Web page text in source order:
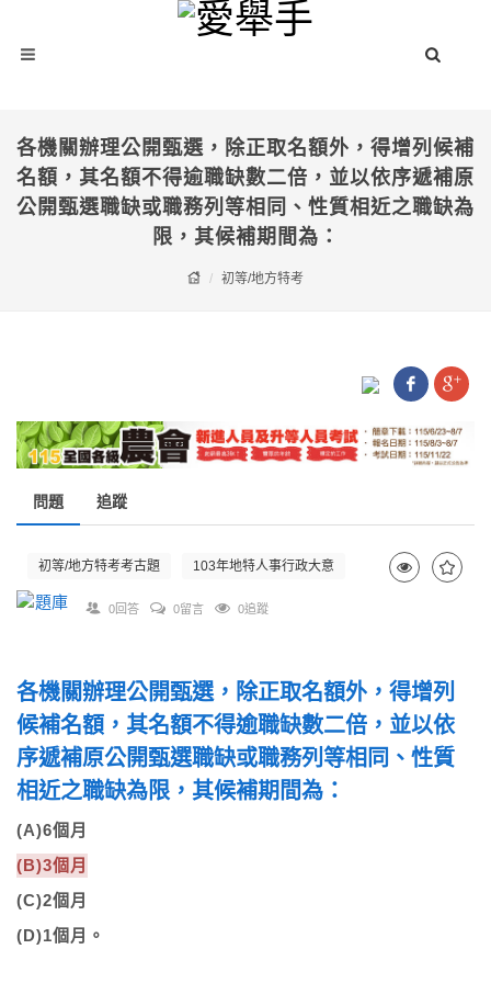
各機關辦理公開甄選，除正取名額外，得增列候補
名額，其名額不得逾職缺數二倍，並以依序遞補原
公開甄選職缺或職務列等相同、性質相近之職缺為
限，其候補期間為：
初等/地方特考
問題 追蹤
初等/地方特考考古題 103年地特人事行政大意
0回答 0留言 0追蹤
各機關辦理公開甄選，除正取名額外，得增列
候補名額，其名額不得逾職缺數二倍，並以依
序遞補原公開甄選職缺或職務列等相同、性質
相近之職缺為限，其候補期間為：
(A)6個月
(B)3個月
(C)2個月
(D)1個月。